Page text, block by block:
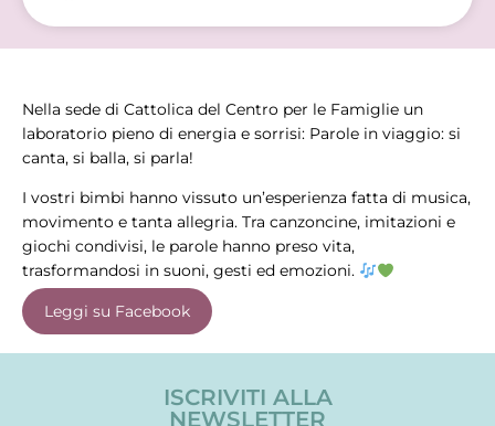
Nella sede di Cattolica del Centro per le Famiglie un
laboratorio pieno di energia e sorrisi: Parole in viaggio: si
canta, si balla, si parla!
I vostri bimbi hanno vissuto un’esperienza fatta di musica,
movimento e tanta allegria. Tra canzoncine, imitazioni e
giochi condivisi, le parole hanno preso vita,
trasformandosi in suoni, gesti ed emozioni.
Leggi su Facebook
ISCRIVITI ALLA
NEWSLETTER